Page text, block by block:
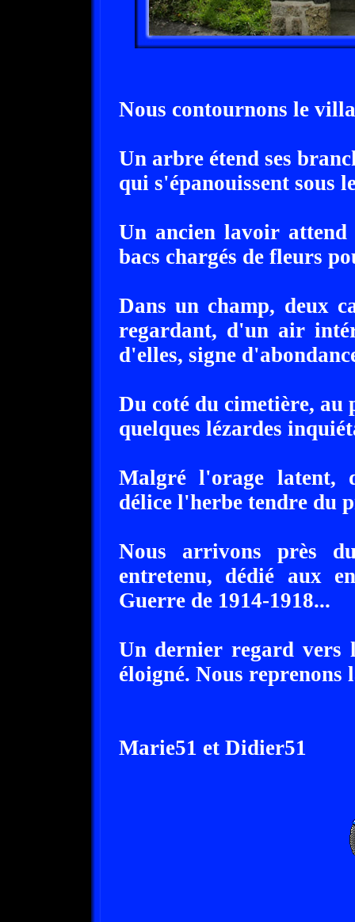
Nous contournons le
Un arbre étend ses
qui s'épanouissent sous
Un ancien lavoir attend
bacs chargés de fleurs
Dans un champ, deux
regardant, d'un air
d'elles, signe
Du coté du cimetière, au
quelques lézardes
Malgré l'orage latent,
délice l'herbe tendre du
Nous arrivons près
entretenu, dédié aux
Guerre de 1914-1918...
Un dernier regard vers
éloigné. Nous reprenons
Marie51 et Didier51